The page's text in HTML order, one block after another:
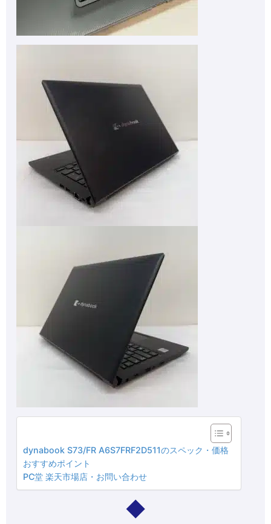
dynabook S73/FR A6S7FRF2D511のスペック・価格
おすすめポイント
PC堂 楽天市場店・お問い合わせ